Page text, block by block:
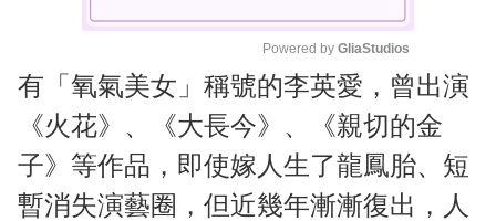
M
u
t
e
Powered by GliaStudios
有「氧氣美女」稱號的李英愛，曾出演
《火花》、《大長今》、《親切的金
子》等作品，即使嫁人生了龍鳳胎、短
暫消失演藝圈，但近幾年漸漸復出，人